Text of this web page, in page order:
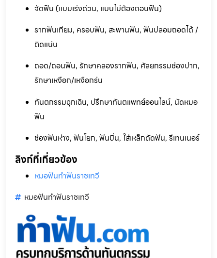
จัดฟัน (แบบเร่งด่วน, แบบไม่ต้องถอนฟัน)
รากฟันเทียม, ครอบฟัน, สะพานฟัน, ฟันปลอมถอดได้ /
ติดแน่น
ถอด/ถอนฟัน, รักษาคลองรากฟัน, ศัลยกรรมช่องปาก,
รักษาเหงือก/เหงือกร่น
ทันตกรรมฉุกเฉิน, ปรึกษาทันตแพทย์ออนไลน์, นัดหมอ
ฟัน
ช่องฟันห่าง, ฟันโยก, ฟันบิ่น, ใส่เหล็กดัดฟัน, รีเทนเนอร์
ลิงก์ที่เกี่ยวข้อง
หมอฟันทำฟันราชเทวี
หมอฟันทำฟันราชเทวี